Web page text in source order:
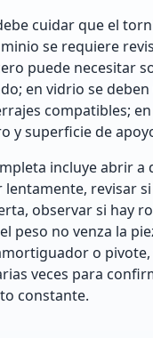
cuidar que el
se requiere
puede necesitar
en vidrio se
compatibles;
y superficie de
incluye abrir a
revisar
observar si hay
peso no venza la
o
veces para
constante.